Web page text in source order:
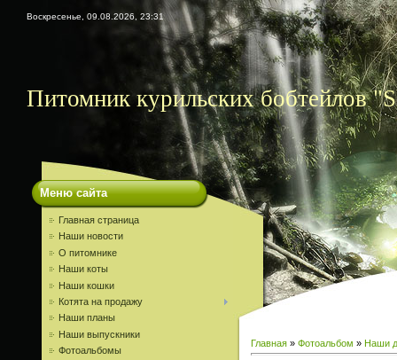
Воскресенье, 09.08.2026, 23:31
Питомник курильских бобтейлов
Меню сайта
Главная страница
Наши новости
О питомнике
Наши коты
Наши кошки
Котята на продажу
Наши планы
Наши выпускники
Фотоальбомы
Главная » Фотоальбом » Наши